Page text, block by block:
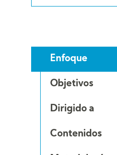
Enfoque
Objetivos
Dirigido a
Contenidos